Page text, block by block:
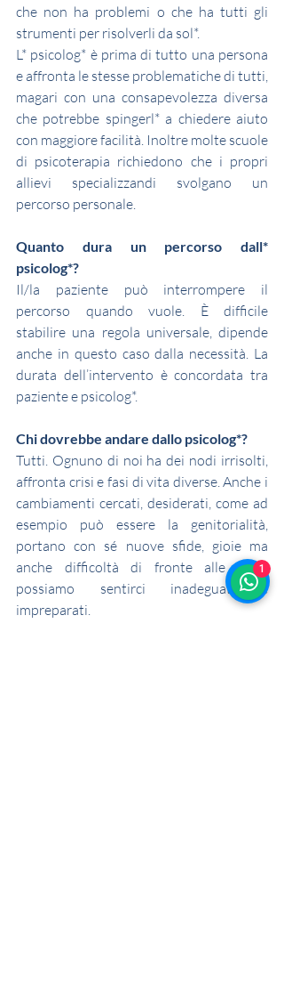
che non ha problemi o che ha tutti gli
strumenti per risolverli da sol*.
L* psicolog* è prima di tutto una persona
e affronta le stesse problematiche di tutti,
magari con una consapevolezza diversa
che potrebbe spingerl* a chiedere aiuto
con maggiore facilità. Inoltre molte scuole
di psicoterapia richiedono che i propri
allievi specializzandi svolgano un
percorso personale.
Quanto dura un percorso dall*
psicolog*?
Il/la paziente può interrompere il
percorso quando vuole. È difficile
stabilire una regola universale, dipende
anche in questo caso dalla necessità. La
durata dell’intervento è concordata tra
paziente e psicolog*.
Chi dovrebbe andare dallo psicolog*?
Tutti. Ognuno di noi ha dei nodi irrisolti,
affronta crisi e fasi di vita diverse. Anche i
cambiamenti cercati, desiderati, come ad
esempio può essere la genitorialità,
portano con sé nuove sfide, gioie ma
anche difficoltà di fronte alle quali
possiamo sentirci inadeguati e
impreparati.
1